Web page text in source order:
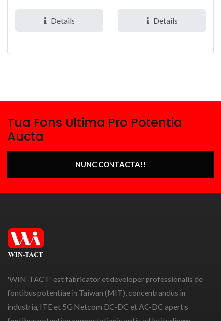
Details
instrumentum...
Details
Tua Fons Ultima Pro Potentia
Aucta
NUNC CONTACTA!!
'WIN-TACT' est fabricator et developer professionalis de
fontibus potentiae in Taiwan (MIT), concentrandus in
industria, ITE et 5G Netcom DC-DC et AC-DC apertis